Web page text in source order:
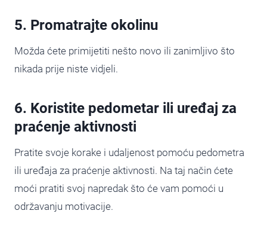
5. Promatrajte okolinu
Možda ćete primijetiti nešto novo ili zanimljivo što
nikada prije niste vidjeli.
6. Koristite pedometar ili uređaj za
praćenje aktivnosti
Pratite svoje korake i udaljenost pomoću pedometra
ili uređaja za praćenje aktivnosti. Na taj način ćete
moći pratiti svoj napredak što će vam pomoći u
održavanju motivacije.